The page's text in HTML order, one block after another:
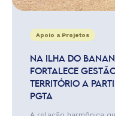
Apoio a Projetos
NA ILHA DO
FORTALECE
TERRITÓRIO A
PGTA